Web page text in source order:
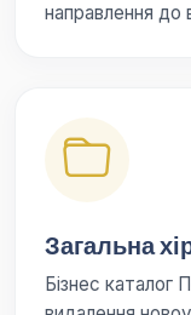
направлення до
Загальна
Бізнес каталог